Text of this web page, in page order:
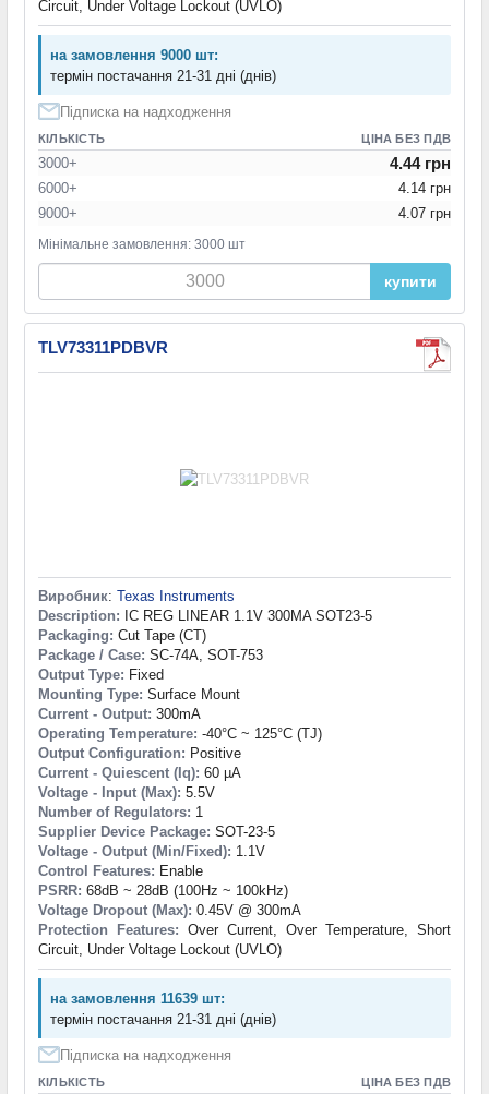
Circuit, Under Voltage Lockout (UVLO)
на замовлення 9000 шт:
термін постачання 21-31 дні (днів)
Підписка на надходження
КІЛЬКІСТЬ ЦІНА БЕЗ ПДВ
3000+ 4.44 грн
6000+
4.14 грн
9000+
4.07 грн
Мінімальне замовлення: 3000 шт
купити
TLV73311PDBVR
Виробник: Texas Instruments
Description: IC REG LINEAR 1.1V 300MA SOT23-5
Packaging: Cut Tape (CT)
Package / Case: SC-74A, SOT-753
Output Type: Fixed
Mounting Type: Surface Mount
Current - Output: 300mA
Operating Temperature: -40°C ~ 125°C (TJ)
Output Configuration: Positive
Current - Quiescent (Iq): 60 µA
Voltage - Input (Max): 5.5V
Number of Regulators: 1
Supplier Device Package: SOT-23-5
Voltage - Output (Min/Fixed): 1.1V
Control Features: Enable
PSRR: 68dB ~ 28dB (100Hz ~ 100kHz)
Voltage Dropout (Max): 0.45V @ 300mA
Protection Features: Over Current, Over Temperature, Short
Circuit, Under Voltage Lockout (UVLO)
на замовлення 11639 шт:
термін постачання 21-31 дні (днів)
Підписка на надходження
КІЛЬКІСТЬ ЦІНА БЕЗ ПДВ